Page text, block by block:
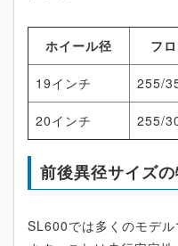
ホイール径 フ
19インチ 255/
20インチ 255/
前後異径サイズ
SL600では多くのモデ